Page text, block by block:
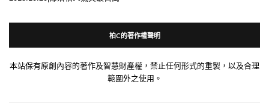
柏C的著作權聲明
本站保有原創內容的著作及智慧財產權，禁止任何形式的重製，以及合理
範圍外之使用。